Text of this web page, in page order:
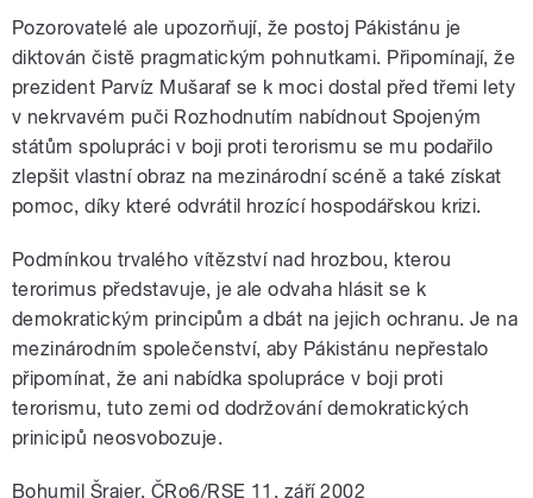
Pozorovatelé ale upozorňují, že postoj Pákistánu je
diktován čistě pragmatickým pohnutkami. Připomínají, že
prezident Parvíz Mušaraf se k moci dostal před třemi lety
v nekrvavém puči Rozhodnutím nabídnout Spojeným
státům spolupráci v boji proti terorismu se mu podařilo
zlepšit vlastní obraz na mezinárodní scéně a také získat
pomoc, díky které odvrátil hrozící hospodářskou krizi.
Podmínkou trvalého vítězství nad hrozbou, kterou
terorimus představuje, je ale odvaha hlásit se k
demokratickým principům a dbát na jejich ochranu. Je na
mezinárodním společenství, aby Pákistánu nepřestalo
připomínat, že ani nabídka spolupráce v boji proti
terorismu, tuto zemi od dodržování demokratických
prinicipů neosvobozuje.
Bohumil Šrajer, ČRo6/RSE 11. září 2002